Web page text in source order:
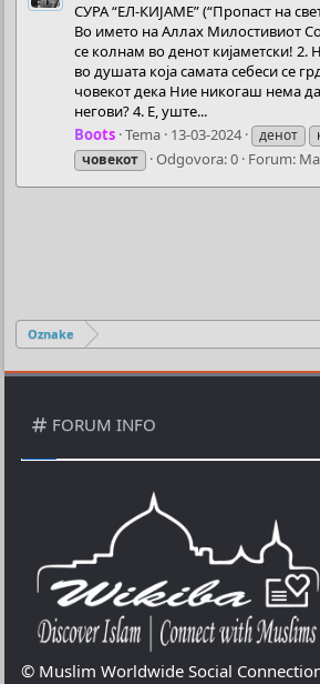
СУРА “ЕЛ-КИЈАМЕ” (“Пропаст на
Во името на Аллах Милостивиот
се колнам во денот кијаметски! 2.
во душата која самата себеси се
човекот дека Ние никогаш нема
негови? 4. Е, уште...
Boots Tema 13-03-2024 денот
човекот
Odgovora: 0 Forum:
Oznake
FORUM INFO
© Muslim Worldwide Social